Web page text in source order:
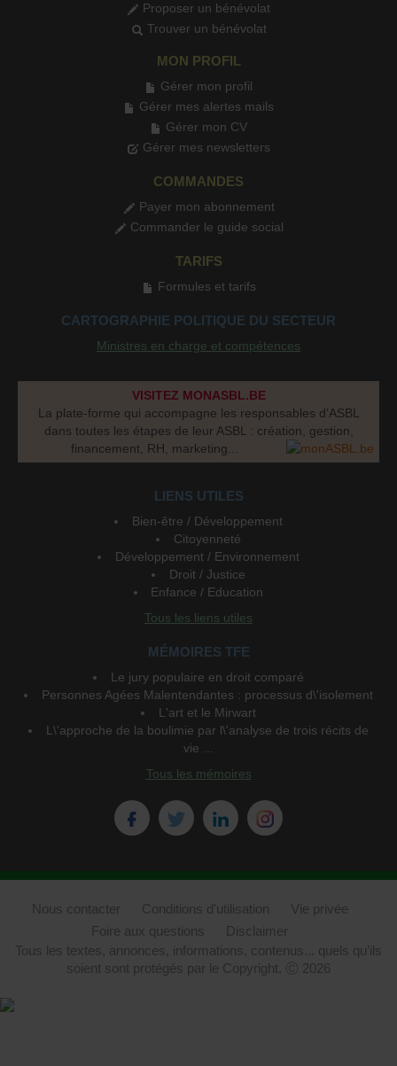
Proposer un bénévolat
Trouver un bénévolat
MON PROFIL
Gérer mon profil
Gérer mes alertes mails
Gérer mon CV
Gérer mes newsletters
COMMANDES
Payer mon abonnement
Commander le guide social
TARIFS
Formules et tarifs
CARTOGRAPHIE POLITIQUE DU SECTEUR
Ministres en charge et compétences
VISITEZ MONASBL.BE
La plate-forme qui accompagne les responsables d’ASBL
dans toutes les étapes de leur ASBL : création, gestion,
financement, RH, marketing...
LIENS UTILES
Bien-être / Développement
Citoyenneté
Développement / Environnement
Droit / Justice
Enfance / Education
Tous les liens utiles
MÉMOIRES TFE
Le jury populaire en droit comparé
Personnes Agées Malentendantes : processus d\'isolement
L'art et le Mirwart
L\'approche de la boulimie par l\'analyse de trois récits de
vie ...
Tous les mémoires
Nous contacter Conditions d'utilisation
Vie privée
Foire aux questions
Disclaimer
Tous les textes, annonces, informations, contenus... quels qu’ils
soient sont protégés par le Copyright. Ⓒ 2026